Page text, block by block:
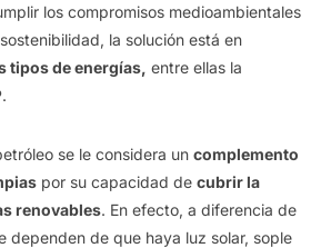
los compromisos medioambientales
la solución está en
tipos de energías, entre ellas la
se le considera un complemento
por su capacidad de cubrir la
renovables. En efecto, a diferencia de
dependen de que haya luz solar, sople